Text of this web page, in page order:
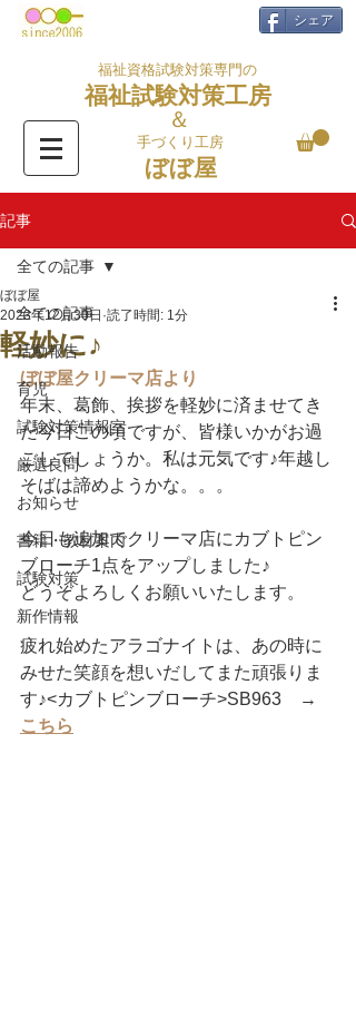
シェア
福祉資格試験対策専門の
福祉試験対策工房
＆
手づくり工房
ぼぼ屋
記事
全ての記事
活動報告
育児
試験対策情報室
厳選良問
お知らせ
書籍・教材案内
試験対策
新作情報
全ての記事
軽妙に♪
ぼぼ屋
2023年12月30日 読了時間: 1分
ぼぼ屋クリーマ店より
年末、葛飾、挨拶を軽妙に済ませてき
た今日この頃ですが、皆様いかがお過
ごしでしょうか。私は元気です♪年越し
そばは諦めようかな。。。
今日も追加でクリーマ店にカブトピン
ブローチ1点をアップしました♪
どうぞよろしくお願いいたします。
疲れ始めたアラゴナイトは、あの時に
みせた笑顔を想いだしてまた頑張りま
す♪<カブトピンブローチ>SB963　→
こちら